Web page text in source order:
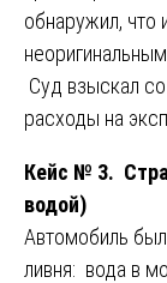
обнаружил, что
Суд взыскал
расходы на
Кейс № 3.
водой)
Автомобиль
ливня: вода в